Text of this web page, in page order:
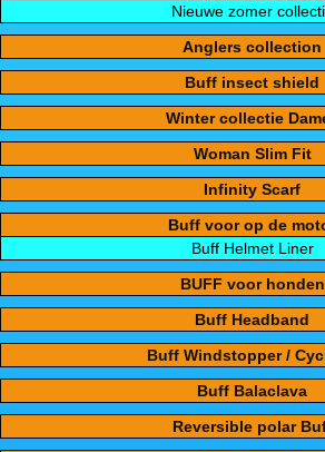
Nieuwe zomer
Anglers collection
Buff insect shield
Winter collectie
Woman Slim Fit
Infinity Scarf
Buff voor op de
Buff Helmet Liner
BUFF voor honden
Buff Headband
Buff Windstopper /
Buff Balaclava
Reversible polar